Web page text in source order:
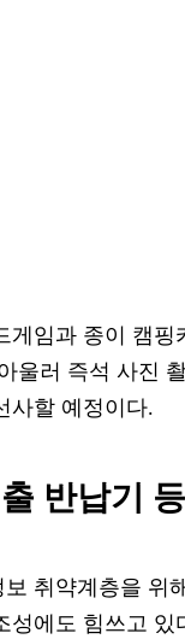
게임과 종이 캠
울러 즉석 사진
사할 예정이다.
반납기
취약계층을 위
성에도 힘쓰고 있